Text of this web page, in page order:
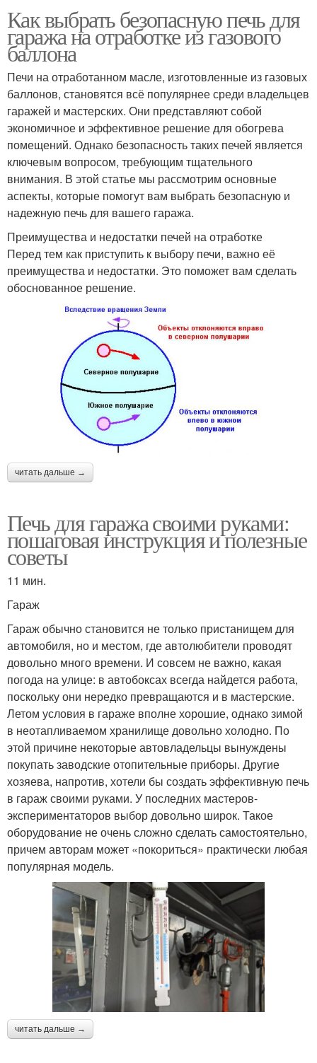
Как выбрать безопасную печь для
гаража на отработке из газового
баллона
Печи на отработанном масле, изготовленные из газовых
баллонов, становятся всё популярнее среди владельцев
гаражей и мастерских. Они представляют собой
экономичное и эффективное решение для обогрева
помещений. Однако безопасность таких печей является
ключевым вопросом, требующим тщательного
внимания. В этой статье мы рассмотрим основные
аспекты, которые помогут вам выбрать безопасную и
надежную печь для вашего гаража.
Преимущества и недостатки печей на отработке
Перед тем как приступить к выбору печи, важно её
преимущества и недостатки. Это поможет вам сделать
обоснованное решение.
читать дальше →
Печь для гаража своими руками:
пошаговая инструкция и полезные
советы
11 мин.
Гараж
Гараж обычно становится не только пристанищем для
автомобиля, но и местом, где автолюбители проводят
довольно много времени. И совсем не важно, какая
погода на улице: в автобоксах всегда найдется работа,
поскольку они нередко превращаются и в мастерские.
Летом условия в гараже вполне хорошие, однако зимой
в неотапливаемом хранилище довольно холодно. По
этой причине некоторые автовладельцы вынуждены
покупать заводские отопительные приборы. Другие
хозяева, напротив, хотели бы создать эффективную печь
в гараж своими руками. У последних мастеров-
экспериментаторов выбор довольно широк. Такое
оборудование не очень сложно сделать самостоятельно,
причем авторам может «покориться» практически любая
популярная модель.
читать дальше →